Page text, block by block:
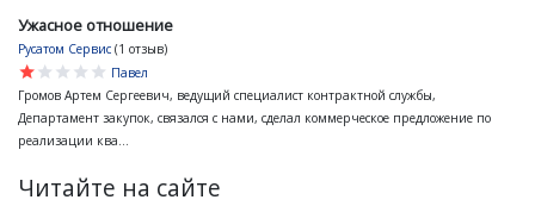
Ужасное отношение
Русатом Сервис (1 отзыв)
star
star
star
star
star
Павел
Громов Артем Сергеевич, ведущий специалист контрактной службы,
Департамент закупок, связался с нами, сделал коммерческое предложение по
реализации ква...
Читайте на сайте